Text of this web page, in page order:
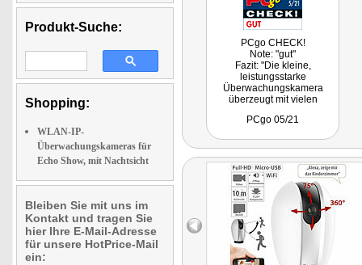
Produkt-Suche:
Shopping:
WLAN-IP-
Überwachungskameras für
Echo Show, mit Nachtsicht
Bleiben Sie mit uns im
Kontakt und tragen Sie
hier Ihre E-Mail-Adresse
für unsere HotPrice-Mail
ein:
PCgo CHECK!
Note: "gut"
Fazit: "Die kleine,
leistungsstarke
Überwachungskamera
überzeugt mit vielen
günstigen Preis."
PCgo 05/21